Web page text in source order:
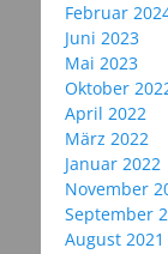
Februar
Juni 2023
Mai 2023
Oktober
April 2022
März 2022
Januar 2022
November
September
August 2021